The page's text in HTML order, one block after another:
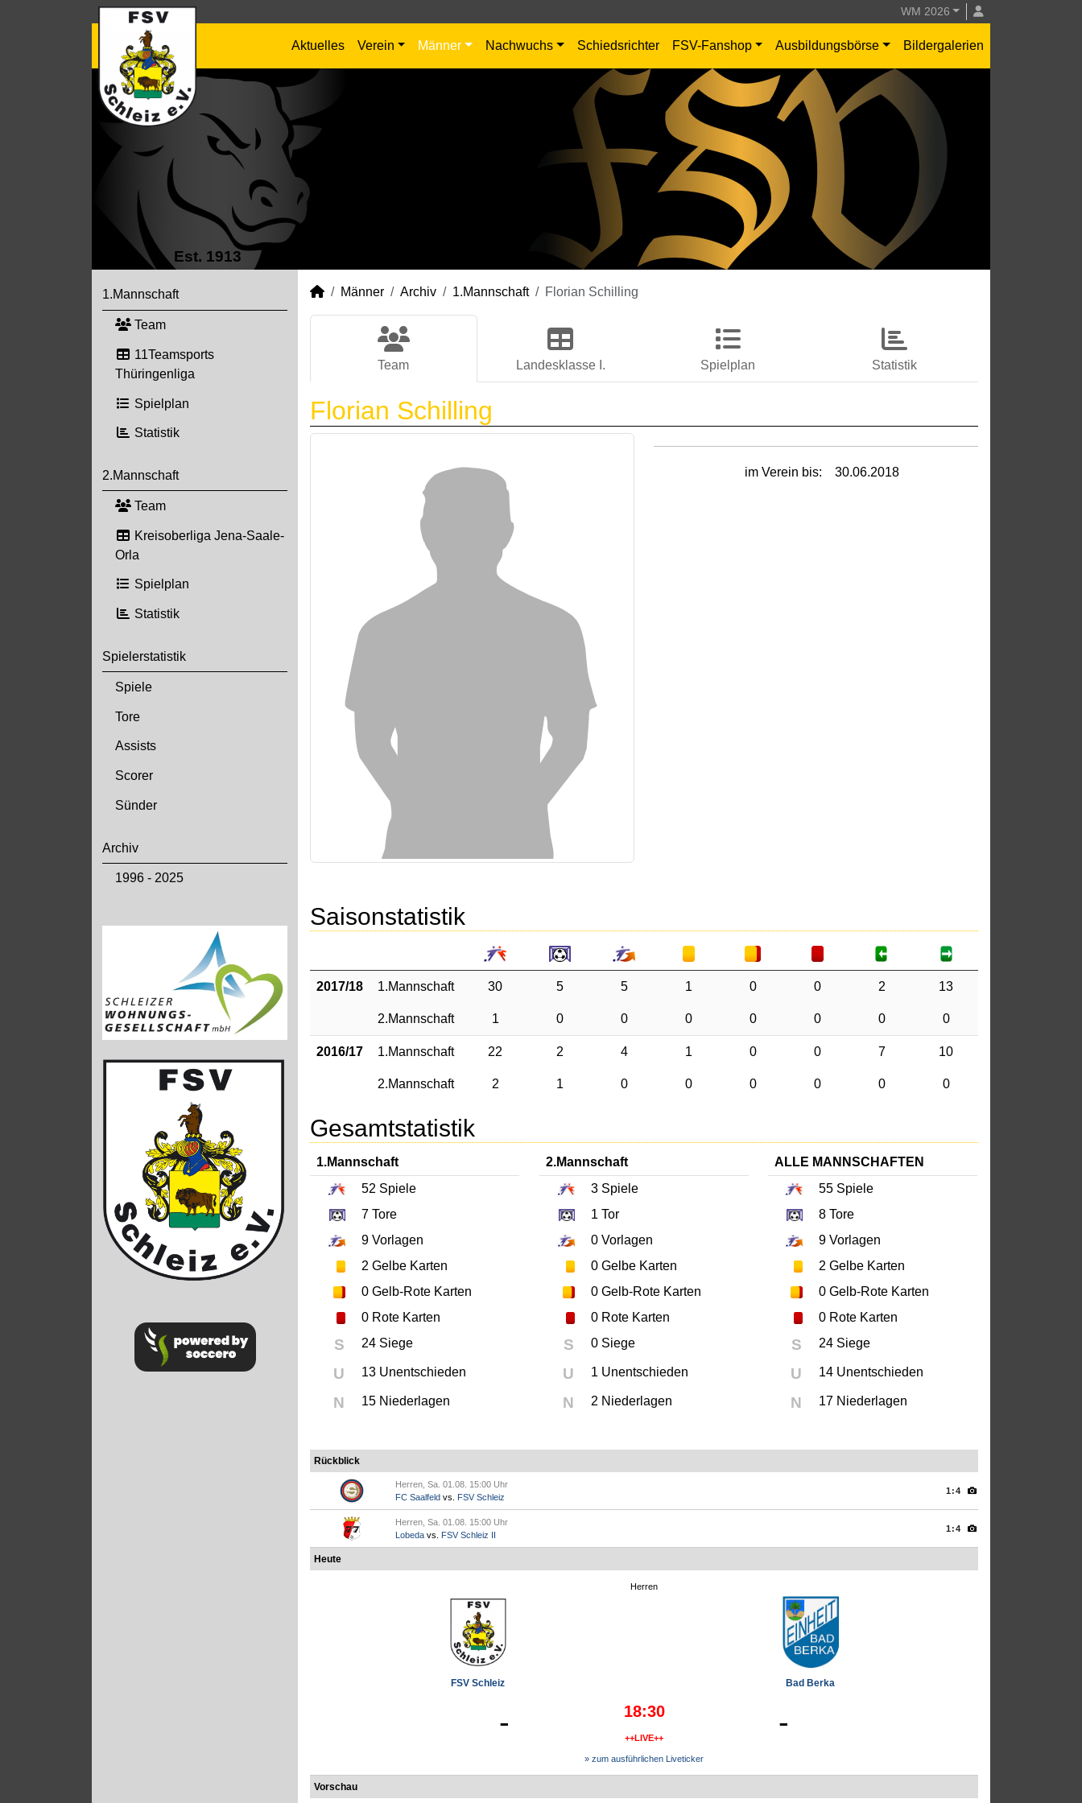
WM 2026
Aktuelles Verein Männer Nachwuchs Schiedsrichter FSV-Fanshop Ausbildungsbörse Bildergalerien
Est. 1913
1.Mannschaft
Team
11Teamsports
Thüringenliga
Spielplan
Statistik
2.Mannschaft
Team
Kreisoberliga Jena-Saale-
Orla
Spielplan
Statistik
Spielerstatistik
Spiele
Tore
Assists
Scorer
Sünder
Archiv
1996 - 2025
Männer Archiv 1.Mannschaft Florian Schilling
Team Landesklasse I. Spielplan Statistik
Florian Schilling
im Verein bis: 30.06.2018
Saisonstatistik
2017/18 1.Mannschaft 30 5 5 1 0 0 2 13
2.Mannschaft 1 0 0 0 0 0 0 0
2016/17 1.Mannschaft 22 2 4 1 0 0 7 10
2.Mannschaft 2 1 0 0 0 0 0 0
Gesamtstatistik
1.Mannschaft
52 Spiele
7 Tore
9 Vorlagen
2 Gelbe Karten
0 Gelb-Rote Karten
0 Rote Karten
S 24 Siege
U 13 Unentschieden
N 15 Niederlagen
2.Mannschaft
3Spiele
1 Tor
0Vorlagen
0Gelbe Karten
0Gelb-Rote Karten
0Rote Karten
S 0 Siege
U 1 Unentschieden
N 2 Niederlagen
ALLE MANNSCHAFTEN
55 Spiele
8 Tore
9 Vorlagen
2 Gelbe Karten
0 Gelb-Rote Karten
0 Rote Karten
S 24 Siege
U 14 Unentschieden
N 17 Niederlagen
Rückblick
Herren, Sa. 01.08. 15:00 Uhr
FC Saalfeld vs. FSV Schleiz
1:4
Herren, Sa. 01.08. 15:00 Uhr
Lobeda vs. FSV Schleiz II
1:4
Heute
Herren
FSV Schleiz Bad Berka
- 18:30
++LIVE++ -
» zum ausführlichen Liveticker
Vorschau